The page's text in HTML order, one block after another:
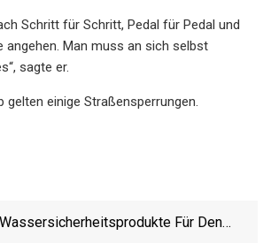
Schritt für Schritt, Pedal für Pedal und
angehen. Man muss an sich selbst
sagte er.
gelten einige Straßensperrungen.
Wassersicherheitsprodukte Für Den